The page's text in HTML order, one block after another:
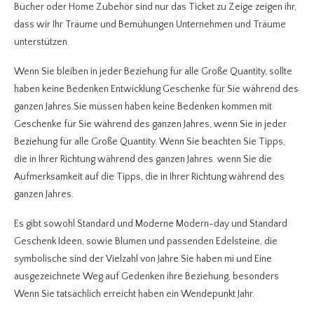
Bücher oder Home Zubehör sind nur das Ticket zu Zeige zeigen ihr,
dass wir Ihr Träume und Bemühungen Unternehmen und Träume
unterstützen.
Wenn Sie bleiben in jeder Beziehung für alle Große Quantity, sollte
haben keine Bedenken Entwicklung Geschenke für Sie während des
ganzen Jahres.Sie müssen haben keine Bedenken kommen mit
Geschenke für Sie während des ganzen Jahres, wenn Sie in jeder
Beziehung für alle Große Quantity. Wenn Sie beachten Sie Tipps,
die in Ihrer Richtung während des ganzen Jahres. wenn Sie die
Aufmerksamkeit auf die Tipps, die in Ihrer Richtung während des
ganzen Jahres.
Es gibt sowohl Standard und Moderne Modern-day und Standard
Geschenk Ideen, sowie Blumen und passenden Edelsteine, die
symbolische sind der Vielzahl von Jahre Sie haben mi und Eine
ausgezeichnete Weg auf Gedenken ihre Beziehung, besonders
Wenn Sie tatsächlich erreicht haben ein Wendepunkt Jahr.